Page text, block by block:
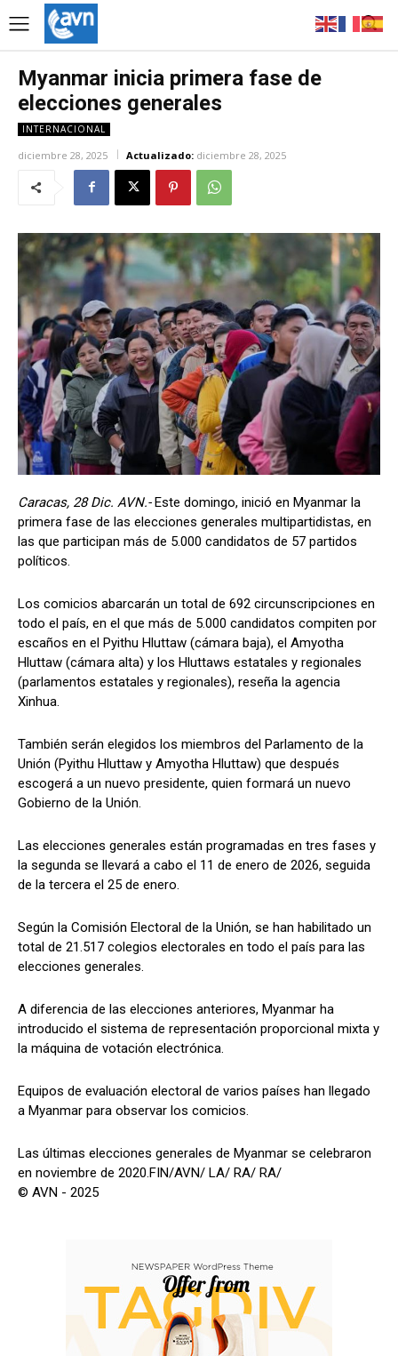
Myanmar inicia primera fase de
elecciones generales
INTERNACIONAL
diciembre 28, 2025 Actualizado: diciembre 28, 2025
Caracas, 28 Dic. AVN.-Este domingo, inició en Myanmar la
primera fase de las elecciones generales multipartidistas, en
las que participan más de 5.000 candidatos de 57 partidos
políticos.
Los comicios abarcarán un total de 692 circunscripciones en
todo el país, en el que más de 5.000 candidatos compiten por
escaños en el Pyithu Hluttaw (cámara baja), el Amyotha
Hluttaw (cámara alta) y los Hluttaws estatales y regionales
(parlamentos estatales y regionales), reseña la agencia
Xinhua.
También serán elegidos los miembros del Parlamento de la
Unión (Pyithu Hluttaw y Amyotha Hluttaw) que después
escogerá a un nuevo presidente, quien formará un nuevo
Gobierno de la Unión.
Las elecciones generales están programadas en tres fases y
la segunda se llevará a cabo el 11 de enero de 2026, seguida
de la tercera el 25 de enero.
Según la Comisión Electoral de la Unión, se han habilitado un
total de 21.517 colegios electorales en todo el país para las
elecciones generales.
A diferencia de las elecciones anteriores, Myanmar ha
introducido el sistema de representación proporcional mixta y
la máquina de votación electrónica.
Equipos de evaluación electoral de varios países han llegado
a Myanmar para observar los comicios.
Las últimas elecciones generales de Myanmar se celebraron
en noviembre de 2020.FIN/AVN/ LA/ RA/ RA/
© AVN - 2025